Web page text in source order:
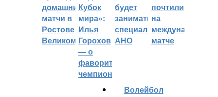
домашние
матчи в
Ростове
Великом
Кубок
мира»:
Илья
Горохов
— о
фаворитах
чемпионата
будет
заниматься
специальное
АНО
почтили
на
международном
матче
Волейбол